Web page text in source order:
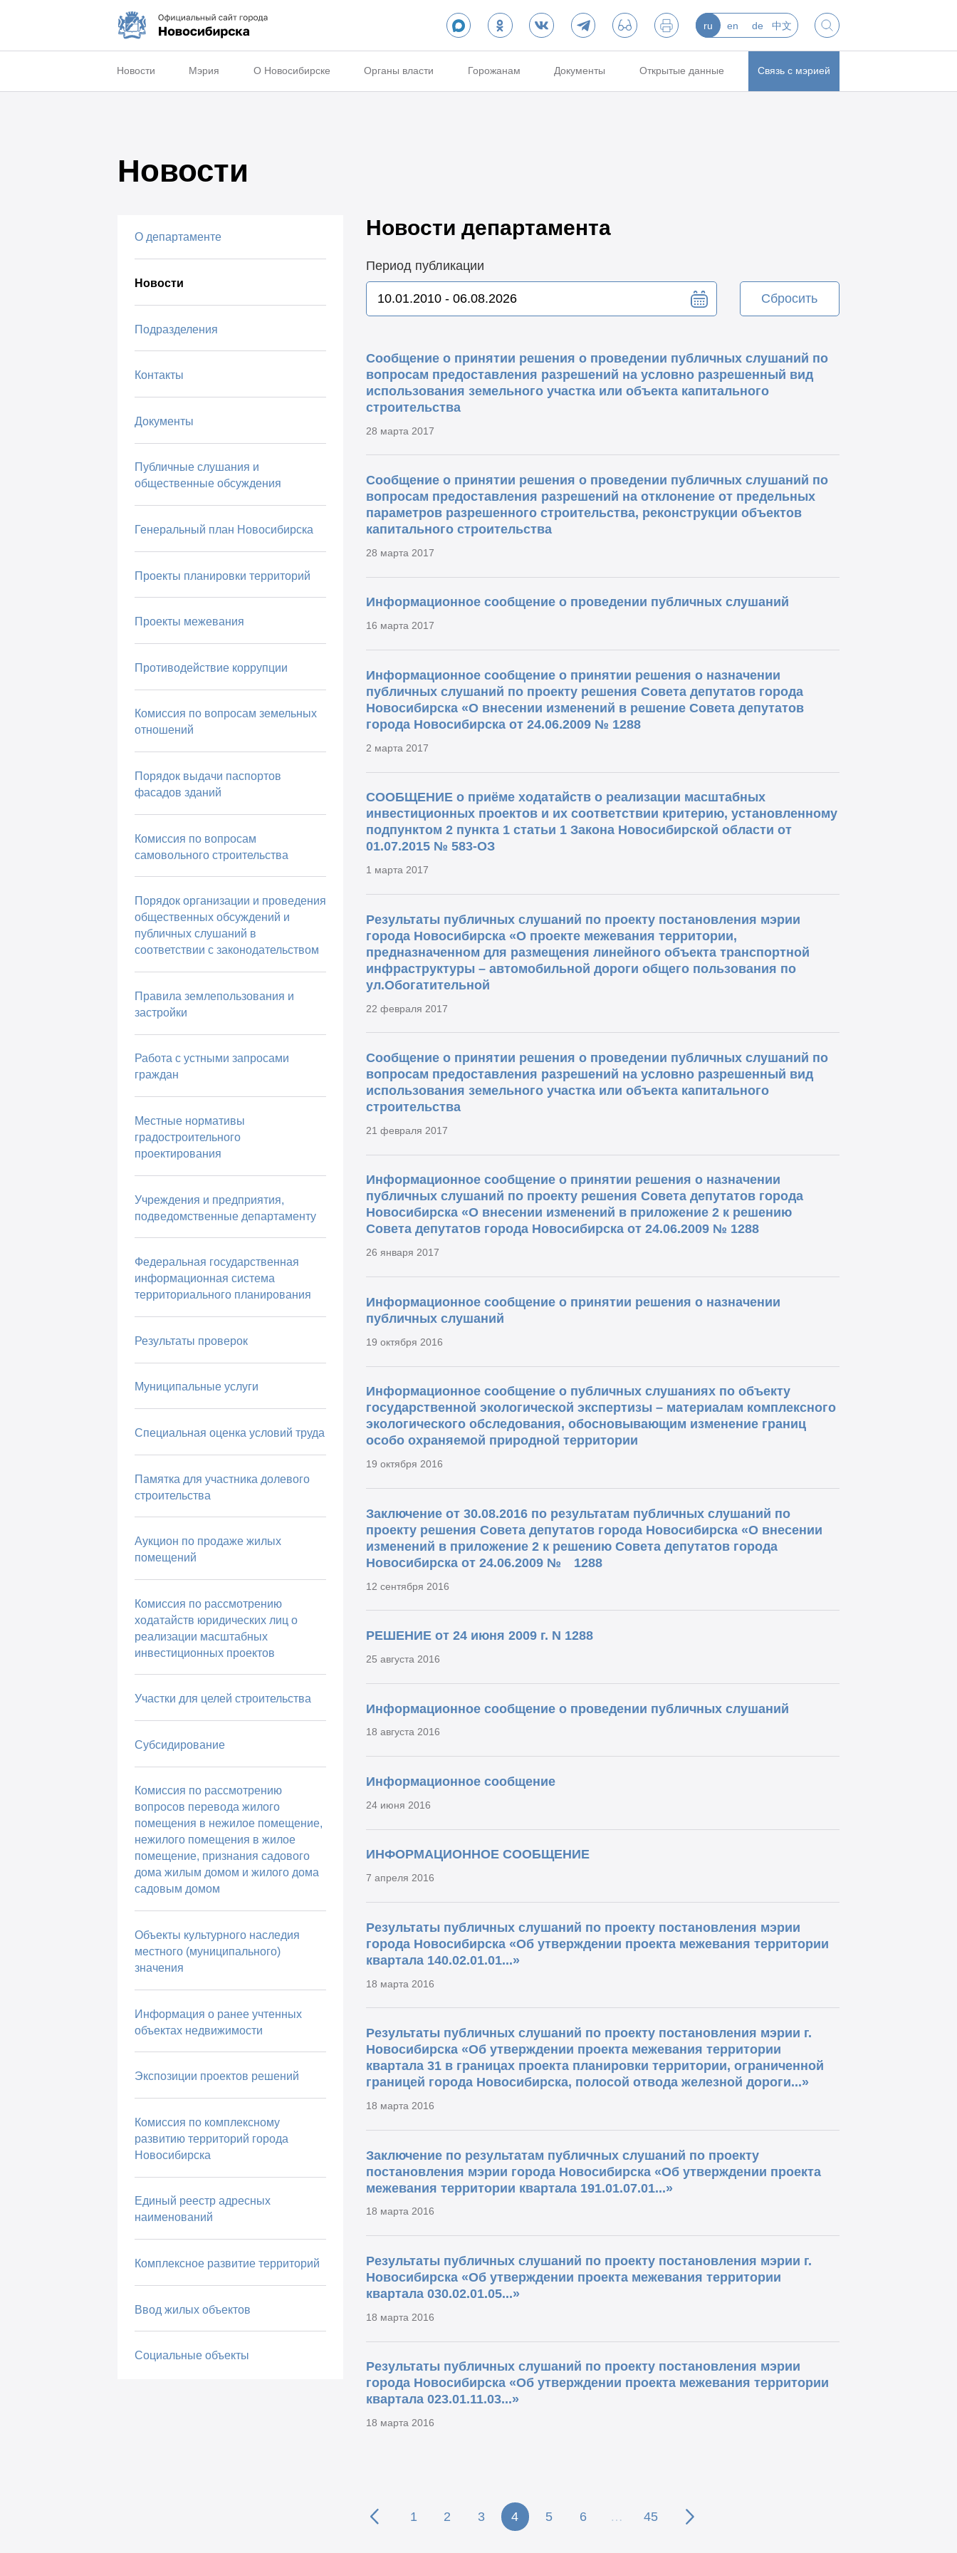
ru en de 中文
Новости Мэрия О Новосибирске Органы власти Горожанам Документы Открытые данные Связь с мэрией
Новости
О департаменте
Новости
Подразделения
Контакты
Документы
Публичные слушания и
общественные обсуждения
Генеральный план Новосибирска
Проекты планировки территорий
Проекты межевания
Противодействие коррупции
Комиссия по вопросам земельных
отношений
Порядок выдачи паспортов
фасадов зданий
Комиссия по вопросам
самовольного строительства
Порядок организации и проведения
общественных обсуждений и
публичных слушаний в
соответствии с законодательством
Правила землепользования и
застройки
Работа с устными запросами
граждан
Местные нормативы
градостроительного
проектирования
Учреждения и предприятия,
подведомственные департаменту
Федеральная государственная
информационная система
территориального планирования
Результаты проверок
Муниципальные услуги
Специальная оценка условий труда
Памятка для участника долевого
строительства
Аукцион по продаже жилых
помещений
Комиссия по рассмотрению
ходатайств юридических лиц о
реализации масштабных
инвестиционных проектов
Участки для целей строительства
Субсидирование
Комиссия по рассмотрению
вопросов перевода жилого
помещения в нежилое помещение,
нежилого помещения в жилое
помещение, признания садового
дома жилым домом и жилого дома
садовым домом
Объекты культурного наследия
местного (муниципального)
значения
Информация о ранее учтенных
объектах недвижимости
Экспозиции проектов решений
Комиссия по комплексному
развитию территорий города
Новосибирска
Единый реестр адресных
наименований
Комплексное развитие территорий
Ввод жилых объектов
Социальные объекты
Новости департамента
Период публикации
Сбросить
Сообщение о принятии решения о проведении публичных слушаний по
вопросам предоставления разрешений на условно разрешенный вид
использования земельного участка или объекта капитального
строительства
28 марта 2017
Сообщение о принятии решения о проведении публичных слушаний по
вопросам предоставления разрешений на отклонение от предельных
параметров разрешенного строительства, реконструкции объектов
капитального строительства
28 марта 2017
Информационное сообщение о проведении публичных слушаний
16 марта 2017
Информационное сообщение о принятии решения о назначении
публичных слушаний по проекту решения Совета депутатов города
Новосибирска «О внесении изменений в решение Совета депутатов
города Новосибирска от 24.06.2009 № 1288
2 марта 2017
СООБЩЕНИЕ о приёме ходатайств о реализации масштабных
инвестиционных проектов и их соответствии критерию, установленному
подпунктом 2 пункта 1 статьи 1 Закона Новосибирской области от
01.07.2015 № 583-ОЗ
1 марта 2017
Результаты публичных слушаний по проекту постановления мэрии
города Новосибирска «О проекте межевания территории,
предназначенном для размещения линейного объекта транспортной
инфраструктуры – автомобильной дороги общего пользования по
ул.Обогатительной
22 февраля 2017
Сообщение о принятии решения о проведении публичных слушаний по
вопросам предоставления разрешений на условно разрешенный вид
использования земельного участка или объекта капитального
строительства
21 февраля 2017
Информационное сообщение о принятии решения о назначении
публичных слушаний по проекту решения Совета депутатов города
Новосибирска «О внесении изменений в приложение 2 к решению
Совета депутатов города Новосибирска от 24.06.2009 № 1288
26 января 2017
Информационное сообщение о принятии решения о назначении
публичных слушаний
19 октября 2016
Информационное сообщение о публичных слушаниях по объекту
государственной экологической экспертизы – материалам комплексного
экологического обследования, обосновывающим изменение границ
особо охраняемой природной территории
19 октября 2016
Заключение от 30.08.2016 по результатам публичных слушаний по
проекту решения Совета депутатов города Новосибирска «О внесении
изменений в приложение 2 к решению Совета депутатов города
Новосибирска от 24.06.2009 № 1288
12 сентября 2016
РЕШЕНИЕ от 24 июня 2009 г. N 1288
25 августа 2016
Информационное сообщение о проведении публичных слушаний
18 августа 2016
Информационное сообщение
24 июня 2016
ИНФОРМАЦИОННОЕ СООБЩЕНИЕ
7 апреля 2016
Результаты публичных слушаний по проекту постановления мэрии
города Новосибирска «Об утверждении проекта межевания территории
квартала 140.02.01.01...»
18 марта 2016
Результаты публичных слушаний по проекту постановления мэрии г.
Новосибирска «Об утверждении проекта межевания территории
квартала 31 в границах проекта планировки территории, ограниченной
границей города Новосибирска, полосой отвода железной дороги...»
18 марта 2016
Заключение по результатам публичных слушаний по проекту
постановления мэрии города Новосибирска «Об утверждении проекта
межевания территории квартала 191.01.07.01...»
18 марта 2016
Результаты публичных слушаний по проекту постановления мэрии г.
Новосибирска «Об утверждении проекта межевания территории
квартала 030.02.01.05...»
18 марта 2016
Результаты публичных слушаний по проекту постановления мэрии
города Новосибирска «Об утверждении проекта межевания территории
квартала 023.01.11.03...»
18 марта 2016
1 2 3 4 5 6 … 45